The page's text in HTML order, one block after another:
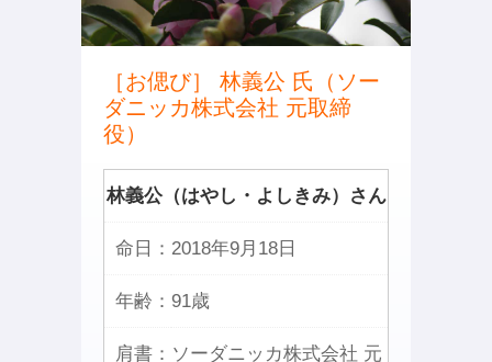
［お偲び］ 林義公 氏（ソー
ダニッカ株式会社 元取締
役）
林義公（はやし・よしきみ）さん
命日： 2018年9月18日
年齢： 91歳
肩書： ソーダニッカ株式会社 元